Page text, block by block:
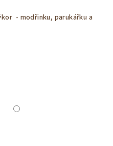
- modřinku, parukářku a